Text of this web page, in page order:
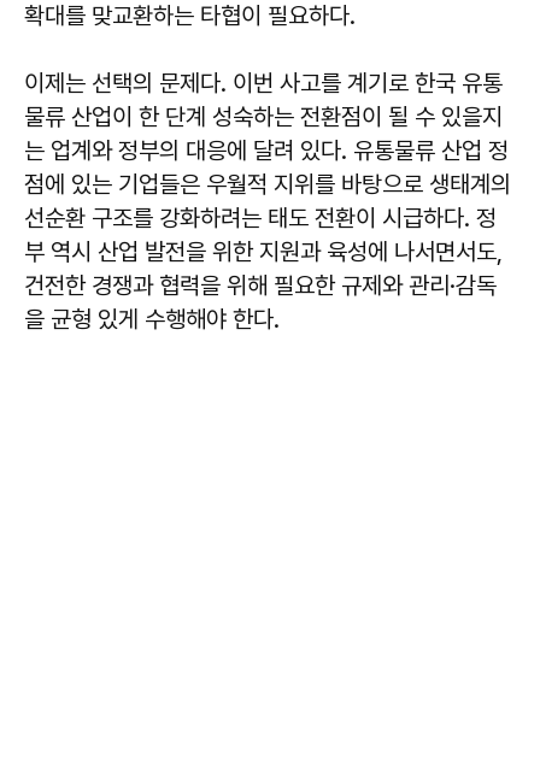
확대를 맞교환하는 타협이 필요하다.
이제는 선택의 문제다. 이번 사고를 계기로 한국 유통
물류 산업이 한 단계 성숙하는 전환점이 될 수 있을지
는 업계와 정부의 대응에 달려 있다. 유통물류 산업 정
점에 있는 기업들은 우월적 지위를 바탕으로 생태계의
선순환 구조를 강화하려는 태도 전환이 시급하다. 정
부 역시 산업 발전을 위한 지원과 육성에 나서면서도,
건전한 경쟁과 협력을 위해 필요한 규제와 관리·감독
을 균형 있게 수행해야 한다.